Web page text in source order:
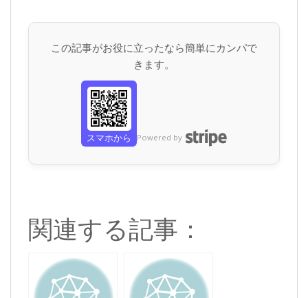
この記事がお役に立ったなら簡単にカンパで
きます。
スマホから Powered by
関連する記事：